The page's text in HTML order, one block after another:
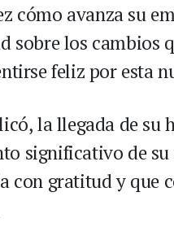
cómo avanza su
sobre los cambios
feliz por esta
la llegada de
significativo de su
con gratitud y que